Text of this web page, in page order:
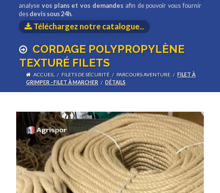
analyse vos plans et vos demandes afin de pouvoir vous fournir
des devis sous 24h.
Téléchargez notre catalogue...
CORDAGE POLYPROPYLÈNE
TEXTURÉ FILETS
ACCUEIL / FILETS DE SÉCURITÉ / PARCOURS AVENTURE / FILET À
GRIMPER - FILET À MARCHER / DÉTAILS